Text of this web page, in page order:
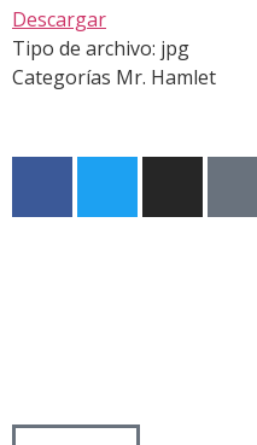
Descargar
Tipo de archivo: jpg
Categorías Mr. Hamlet